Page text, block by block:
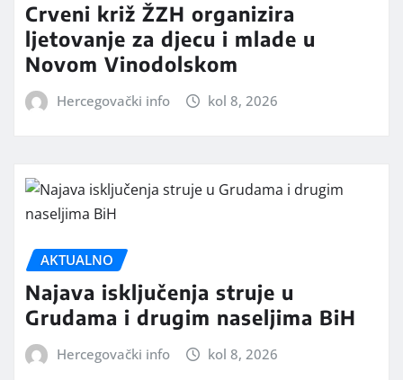
Crveni križ ŽZH organizira
ljetovanje za djecu i mlade u
Novom Vinodolskom
Hercegovački info kol 8, 2026
AKTUALNO
Najava isključenja struje u
Grudama i drugim naseljima BiH
Hercegovački info kol 8, 2026